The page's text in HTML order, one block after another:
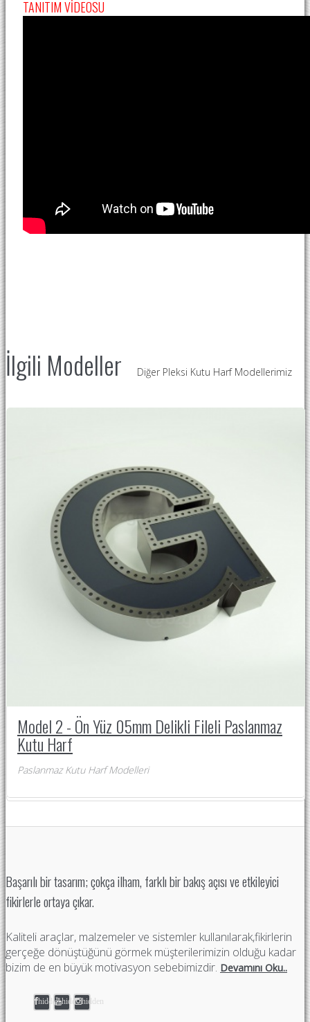
TANITIM VİDEOSU
İlgili Modeller Diğer Pleksi Kutu Harf Modellerimiz
Model 2 - Ön Yüz 05mm Delikli Fileli Paslanmaz
Kutu Harf
Paslanmaz Kutu Harf Modelleri
Başarılı bir tasarım; çokça ilham, farklı bir bakış açısı ve etkileyici
fikirlerle ortaya çıkar.
Kaliteli araçlar, malzemeler ve sistemler kullanılarak,fikirlerin
gerçeğe dönüştüğünü görmek müşterilerimizin olduğu kadar
bizim de en büyük motivasyon sebebimizdir. Devamını Oku..
hiddenhiddenhidden